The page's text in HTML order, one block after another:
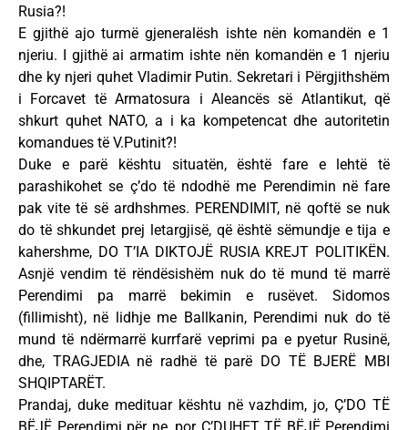
Rusia?!
E gjithë ajo turmë gjeneralësh ishte nën komandën e 1
njeriu. I gjithë ai armatim ishte nën komandën e 1 njeriu
dhe ky njeri quhet Vladimir Putin. Sekretari i Përgjithshëm
i Forcavet të Armatosura i Aleancës së Atlantikut, që
shkurt quhet NATO, a i ka kompetencat dhe autoritetin
komandues të V.Putinit?!
Duke e parë kështu situatën, është fare e lehtë të
parashikohet se ç’do të ndodhë me Perendimin në fare
pak vite të së ardhshmes. PERENDIMIT, në qoftë se nuk
do të shkundet prej letargjisë, që është sëmundje e tija e
kahershme, DO T’IA DIKTOJË RUSIA KREJT POLITIKËN.
Asnjë vendim të rëndësishëm nuk do të mund të marrë
Perendimi pa marrë bekimin e rusëvet. Sidomos
(fillimisht), në lidhje me Ballkanin, Perendimi nuk do të
mund të ndërmarrë kurrfarë veprimi pa e pyetur Rusinë,
dhe, TRAGJEDIA në radhë të parë DO TË BJERË MBI
SHQIPTARËT.
Prandaj, duke medituar kështu në vazhdim, jo, Ç’DO TË